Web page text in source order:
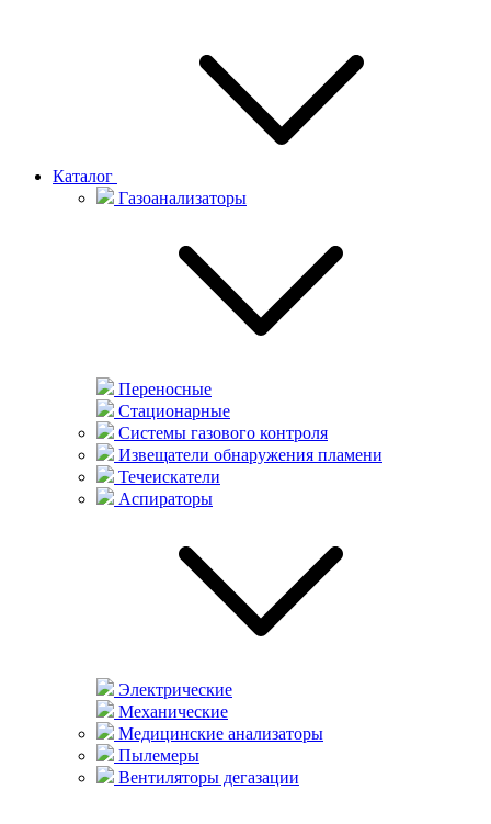
Каталог
Газоанализаторы
Переносные
Стационарные
Системы газового контроля
Извещатели обнаружения пламени
Течеискатели
Аспираторы
Электрические
Механические
Медицинские анализаторы
Пылемеры
Вентиляторы дегазации